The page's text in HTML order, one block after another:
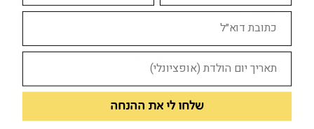
מצב הספר: טוב
מחיר: 35.00 ₪
הוספה לסל
שלחו לי את ההנחה